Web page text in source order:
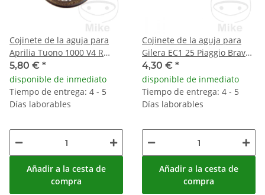
Cojinete de la aguja para
Aprilia Tuono 1000 V4 R
2011-2014
5,80 € *
disponible de inmediato
Tiempo de entrega: 4 - 5
Días laborables
Añadir a la cesta de
compra
Cojinete de la aguja para
Gilera EC1 25 Piaggio Bravo
25 50 P/RI
4,30 € *
disponible de inmediato
Tiempo de entrega: 4 - 5
Días laborables
Añadir a la cesta de
compra